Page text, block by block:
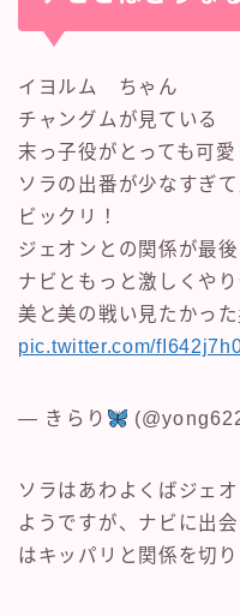
イヨルム ちゃん
チャングムが見ている
末っ子役がとっても可愛
ソラの出番が少なすぎ
ビックリ！
ジェオンとの関係が最
ナビともっと激しくやり
美と美の戦い見たかった
pic.twitter.com/
— きらり
ソラはあわよくばジェ
ようですが、ナビに出
はキッパリと関係を切り